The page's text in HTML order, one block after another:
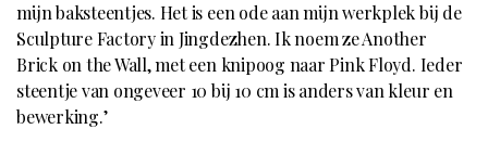
mijn baksteentjes. Het is een ode aan mijn werkplek bij de
Sculpture Factory in Jingdezhen. Ik noem ze Another
Brick on the Wall, met een knipoog naar Pink Floyd. Ieder
steentje van ongeveer 10 bij 10 cm is anders van kleur en
bewerking.’